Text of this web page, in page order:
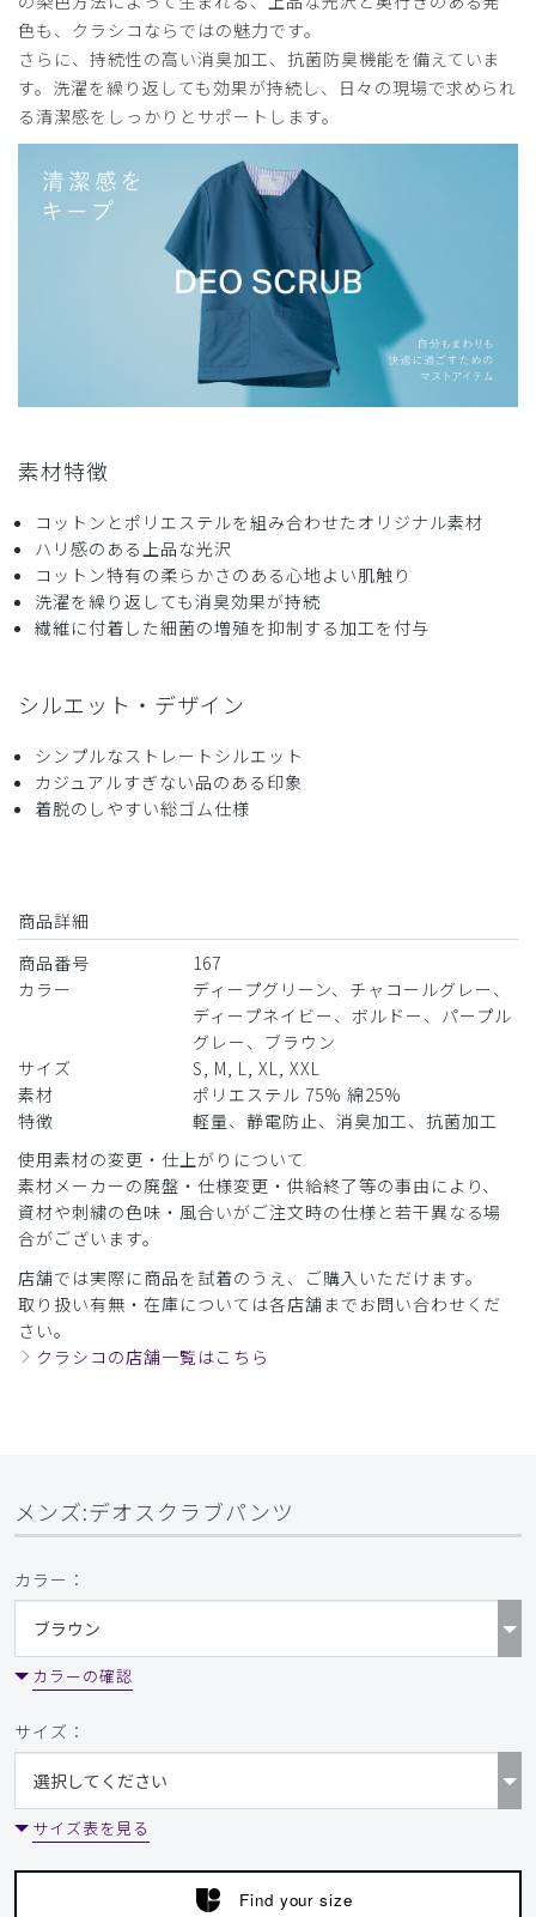
ー/M
役に立った 0
kee様
181-185cm 体重:71-75kg
毎日使っています。履き心地もとても良いです。
167メンズ:デオスクラブパンツ/ディープネイビ
ms様
購入確認済み
年齢: 20代 身長:176-180cm 体重: 71-75kg
商品：167メンズ:デオスクラブパンツ/ディープネイビ
役に立った 0
Nat様
購入確認済み
年齢: 176-180cm 体重: 61-65kg
大変満足しています。擦り切れたらまた頼もうかと考えま
商品：
167メンズ:デオスクラブパンツ/ディープネイビ
ー/L
役に立った 1
色も、クラシコならではの魅力です。
さらに、持続性の高い消臭加工、抗菌防臭機能を備えていま
す。洗濯を繰り返しても効果が持続し、日々の現場で求められ
る清潔感をしっかりとサポートします。
素材特徴
コットンとポリエステルを組み合わせたオリジナル素材
ハリ感のある上品な光沢
コットン特有の柔らかさのある心地よい肌触り
洗濯を繰り返しても消臭効果が持続
繊維に付着した細菌の増殖を抑制する加工を付与
シルエット・デザイン
シンプルなストレートシルエット
カジュアルすぎない品のある印象
着脱のしやすい総ゴム仕様
商品詳細
商品番号
167
カラー
ディープグリーン、チャコールグレー、
ディープネイビー、ボルドー、パープル
グレー、ブラウン
サイズ
S, M, L, XL, XXL
素材
ポリエステル 75% 綿25%
特徴
軽量、静電防止、消臭加工、抗菌加工
使用素材の変更・仕上がりについて
素材メーカーの廃盤・仕様変更・供給終了等の事由により、
資材や刺繍の色味・風合いがご注文時の仕様と若干異なる場
合がございます。
店舗では実際に商品を試着のうえ、ご購入いただけます。
取り扱い有無・在庫については各店舗までお問い合わせくだ
さい。
クラシコの店舗一覧はこちら
メンズ:デオスクラブパンツ
カラー：
カラーの確認
サイズ：
サイズ表を見る
Find your size